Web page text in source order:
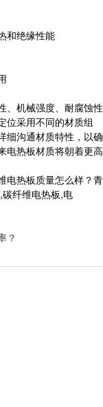
和绝缘性能
、机械强度、耐腐蚀性
位采用不同的材质组
细沟通材质特性，以确
电热板材质将朝着更高
电热板质量怎么样？青
纤维电热板,电
？